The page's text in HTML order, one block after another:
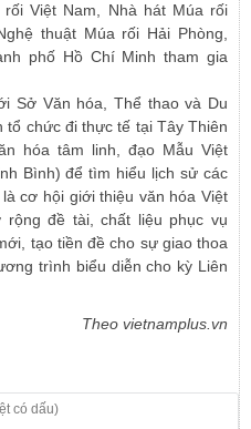
Việt Nam, Nhà hát Múa rối
thuật Múa rối Hải Phòng,
phố Hồ Chí Minh tham gia
Sở Văn hóa, Thể thao và Du
tổ chức đi thực tế tại Tây Thiên
hóa tâm linh, đạo Mẫu Việt
Bình) để tìm hiểu lịch sử các
cơ hội giới thiệu văn hóa Việt
đề tài, chất liệu phục vụ
tạo tiền đề cho sự giao thoa
trình biểu diễn cho kỳ Liên
Theo vietnamplus.vn